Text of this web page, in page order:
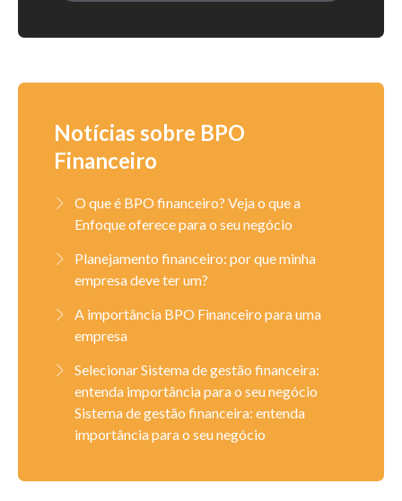
Notícias sobre BPO
Financeiro
O que é BPO financeiro? Veja o que a
Enfoque oferece para o seu negócio
Planejamento financeiro: por que minha
empresa deve ter um?
A importância BPO Financeiro para uma
empresa
Selecionar Sistema de gestão financeira:
entenda importância para o seu negócio
Sistema de gestão financeira: entenda
importância para o seu negócio